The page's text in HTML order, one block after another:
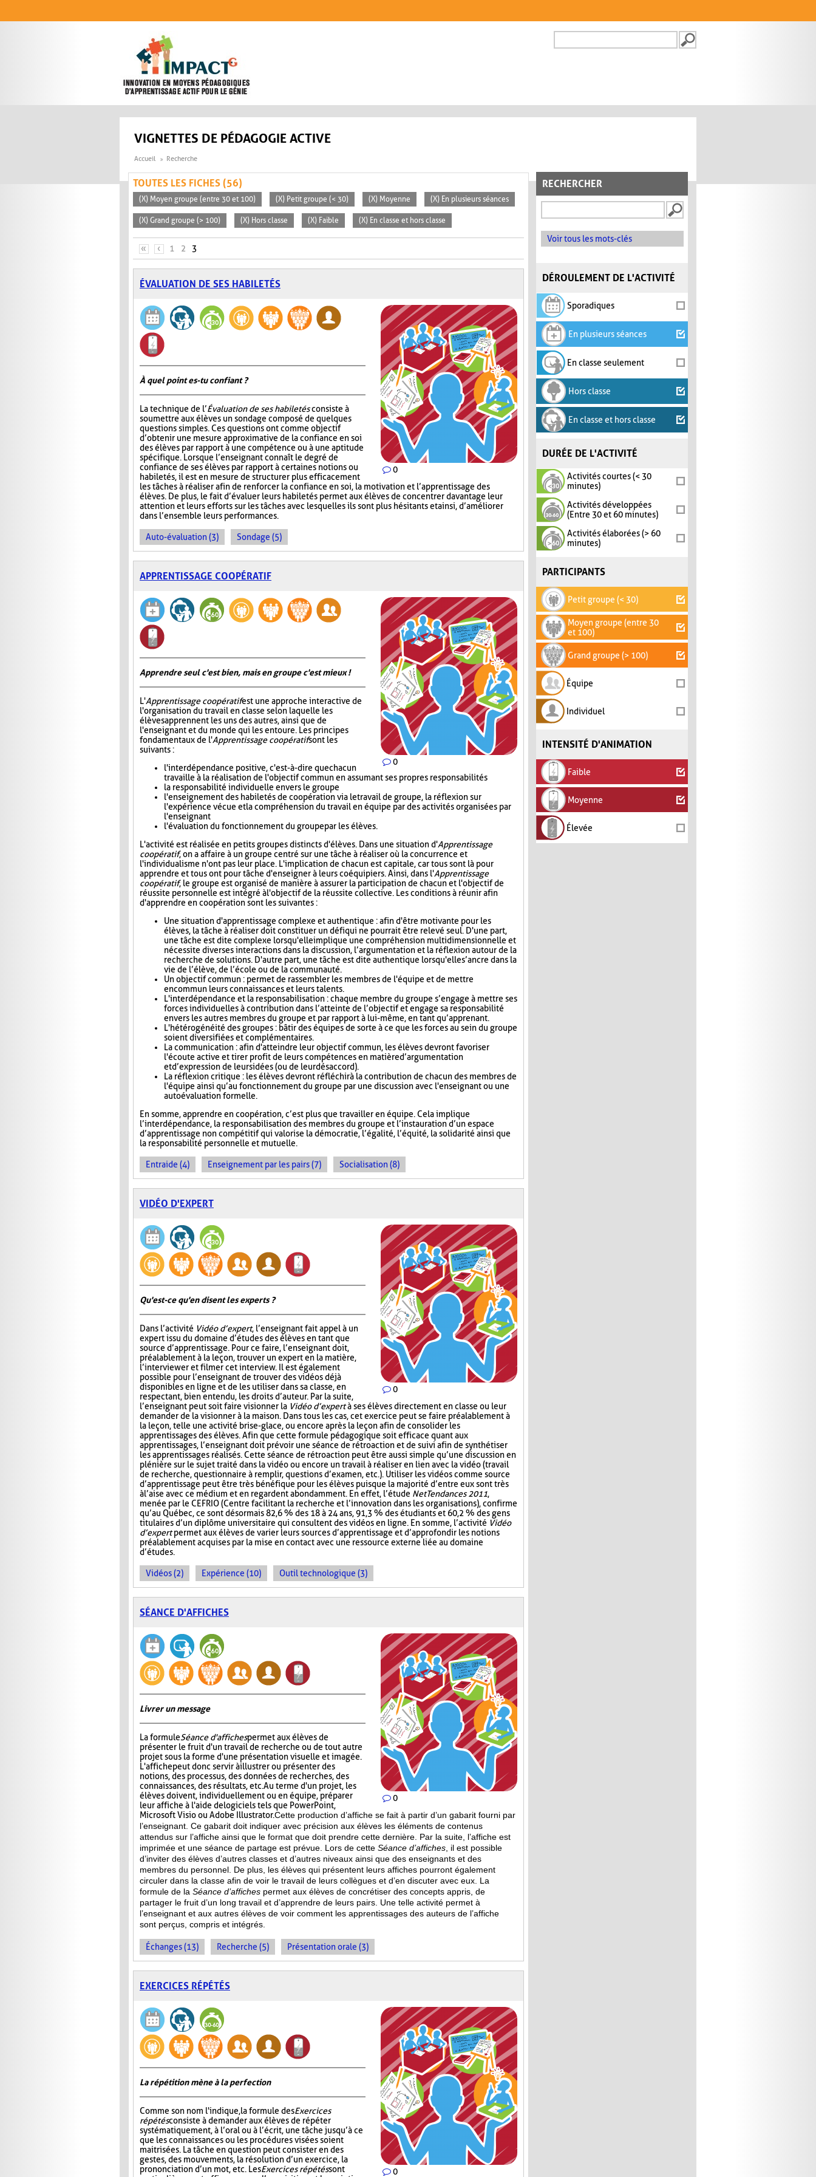
FORMULAIRE DE
VIGNETTES DE PÉDAGOGIE ACTIVE
Accueil Recherche
RECHERCHER
Voir tous les mots-clés
DÉROULEMENT DE L'ACTIVITÉ
Sporadiques
En plusieurs séances
En classe seulement
Hors classe
En classe et hors classe
DURÉE DE L'ACTIVITÉ
Activités courtes (< 30
minutes)
Activités développées
(Entre 30 et 60 minutes)
Activités élaborées (> 60
minutes)
PARTICIPANTS
Petit groupe (< 30)
Moyen groupe (entre 30
et 100)
Grand groupe (> 100)
Équipe
Individuel
INTENSITÉ D'ANIMATION
Faible
Moyenne
Élevée
TOUTES LES FICHES (56)
(X) Moyen groupe (entre 30 et 100) (X) Petit groupe (< 30) (X) Moyenne (X) En plusieurs séances
(X) Grand groupe (> 100) (X) Hors classe (X) Faible (X) En classe et hors classe
PAGES
« ‹ 1 2 3
ÉVALUATION DE SES HABILETÉS
0
À quel point es-tu confiant ?
La technique de l’Évaluation de ses habiletésconsiste à
soumettre aux élèves un sondage composé de quelques
questions simples. Ces questions ont comme objectif
d’obtenir une mesure approximative de la confiance en soi
des élèves par rapport à une compétence ou à une aptitude
spécifique. Lorsque l’enseignant connaît le degré de
confiance de ses élèves par rapport à certaines notions ou
habiletés, il est en mesure de structurer plus efficacement
les tâches à réaliser afin de renforcer la confiance en soi, la motivation et l’apprentissage des
élèves. De plus, le fait d’évaluer leurs habiletés permet aux élèves de concentrer davantage leur
attention et leurs efforts sur les tâches avec lesquelles ils sont plus hésitants et ainsi, d’améliorer
dans l’ensemble leurs performances.
Auto-évaluation (3) Sondage (5)
APPRENTISSAGE COOPÉRATIF
0
Apprendre seul c'est bien, mais en groupe c'est mieux !
L'Apprentissage coopératifest une approche interactive de
l'organisation du travail en classe selon laquelle les
élèves apprennent les uns des autres, ainsi que de
l'enseignant et du monde qui les entoure. Les principes
fondamentaux de l'Apprentissage coopératifsont les
suivants :
l'interdépendance positive, c'est-à-dire que chacun
travaille à la réalisation de l'objectif commun en assumant ses propres responsabilités
la responsabilité individuelle envers le groupe
l'enseignement des habiletés de coopération via le travail de groupe, la réflexion sur
l'expérience vécue et la compréhension du travail en équipe par des activités organisées par
l'enseignant
l'évaluation du fonctionnement du groupe par les élèves.
L'activité est réalisée en petits groupes distincts d'élèves. Dans une situation d'Apprentissage
coopératif, on a affaire à un groupe centré sur une tâche à réaliser où la concurrence et
l'individualisme n'ont pas leur place. L'implication de chacun est capitale, car tous sont là pour
apprendre et tous ont pour tâche d'enseigner à leurs coéquipiers. Ainsi, dans l'Apprentissage
coopératif, le groupe est organisé de manière à assurer la participation de chacun et l'objectif de
réussite personnelle est intégré à l'objectif de la réussite collective. Les conditions à réunir afin
d'apprendre en coopération sont les suivantes :
Une situation d'apprentissage complexe et authentique : afin d'être motivante pour les
élèves, la tâche à réaliser doit constituer un défi qui ne pourrait être relevé seul. D'une part,
une tâche est dite complexe lorsqu'elle implique une compréhension multidimensionnelle et
nécessite diverses interactions dans la discussion, l’argumentation et la réflexion autour de la
recherche de solutions. D'autre part, une tâche est dite authentique lorsqu'elle s’ancre dans la
vie de l’élève, de l’école ou de la communauté.
Un objectif commun : permet de rassembler les membres de l'équipe et de mettre
en commun leurs connaissances et leurs talents.
L'interdépendance et la responsabilisation : chaque membre du groupe s’engage à mettre ses
forces individuelles à contribution dans l’atteinte de l’objectif et engage sa responsabilité
envers les autres membres du groupe et par rapport à lui-même, en tant qu’apprenant.
L'hétérogénéité des groupes : bâtir des équipes de sorte à ce que les forces au sein du groupe
soient diversifiées et complémentaires.
La communication : afin d'atteindre leur objectif commun, les élèves devront favoriser
l'écoute active et tirer profit de leurs compétences en matière d’argumentation
et d’expression de leurs idées (ou de leur désaccord).
La réflexion critique : les élèves devront réfléchir à la contribution de chacun des membres de
l'équipe ainsi qu’au fonctionnement du groupe par une discussion avec l'enseignant ou une
autoévaluation formelle.
En somme, apprendre en coopération, c’est plus que travailler en équipe. Cela implique
l’interdépendance, la responsabilisation des membres du groupe et l’instauration d’un espace
d’apprentissage non compétitif qui valorise la démocratie, l’égalité, l’équité, la solidarité ainsi que
la responsabilité personnelle et mutuelle.
Entraide (4) Enseignement par les pairs (7) Socialisation (8)
VIDÉO D'EXPERT
0
Qu'est-ce qu'en disent les experts ?
Dans l’activité Vidéo d’expert, l’enseignant fait appel à un
expert issu du domaine d’études des élèves en tant que
source d’apprentissage. Pour ce faire, l’enseignant doit,
préalablement à la leçon, trouver un expert en la matière,
l’interviewer et filmer cet interview. Il est également
possible pour l’enseignant de trouver des vidéos déjà
disponibles en ligne et de les utiliser dans sa classe, en
respectant, bien entendu, les droits d’auteur. Par la suite,
l’enseignant peut soit faire visionner la Vidéo d’expertà ses élèves directement en classe ou leur
demander de la visionner à la maison. Dans tous les cas, cet exercice peut se faire préalablement à
la leçon, telle une activité brise-glace, ou encore après la leçon afin de consolider les
apprentissages des élèves. Afin que cette formule pédagogique soit efficace quant aux
apprentissages, l’enseignant doit prévoir une séance de rétroaction et de suivi afin de synthétiser
les apprentissages réalisés. Cette séance de rétroaction peut être aussi simple qu’une discussion en
plénière sur le sujet traité dans la vidéo ou encore un travail à réaliser en lien avec la vidéo (travail
de recherche, questionnaire à remplir, questions d’examen, etc.). Utiliser les vidéos comme source
d’apprentissage peut être très bénéfique pour les élèves puisque la majorité d’entre eux sont très
à l’aise avec ce médium et en regardent abondamment. En effet, l’étude NetTendances 2011,
menée par le CEFRIO (Centre facilitant la recherche et l’innovation dans les organisations), confirme
qu’au Québec, ce sont désormais 82,6 % des 18 à 24 ans, 91,3 % des étudiants et 60,2 % des gens
titulaires d’un diplôme universitaire qui consultent des vidéos en ligne. En somme, l’activité Vidéo
d’expertpermet aux élèves de varier leurs sources d’apprentissage et d’approfondir les notions
préalablement acquises par la mise en contact avec une ressource externe liée au domaine
d’études.
Vidéos (2) Expérience (10) Outil technologique (3)
SÉANCE D'AFFICHES
0
Livrer un message
La formuleSéance d'affichespermet aux élèves de
présenter le fruit d'un travail de recherche ou de tout autre
projet sous la forme d'une présentation visuelle et imagée.
L'affichepeut donc servir à illustrer ou présenter des
notions, des processus, des données de recherches, des
connaissances, des résultats, etc. Au terme d'un projet, les
élèves doivent, individuellement ou en équipe, préparer
leur affiche à l'aide de logiciels tels que PowerPoint,
Microsoft Visio ou Adobe Illustrator.Cette production d’affiche se fait à partir d’un gabarit fourni par
l’enseignant. Ce gabarit doit indiquer avec précision aux élèves les éléments de contenus
attendus sur l’affiche ainsi que le format que doit prendre cette dernière. Par la suite, l’affiche est
imprimée et une séance de partage est prévue. Lors de cette Séance d’affiches, il est possible
d’inviter des élèves d’autres classes et d’autres niveaux ainsi que des enseignants et des
membres du personnel. De plus, les élèves qui présentent leurs affiches pourront également
circuler dans la classe afin de voir le travail de leurs collègues et d’en discuter avec eux. La
formule de la Séance d’affiches permet aux élèves de concrétiser des concepts appris, de
partager le fruit d’un long travail et d’apprendre de leurs pairs. Une telle activité permet à
l’enseignant et aux autres élèves de voir comment les apprentissages des auteurs de l’affiche
sont perçus, compris et intégrés.
Échanges (13) Recherche (5) Présentation orale (3)
EXERCICES RÉPÉTÉS
0
La répétition mène à la perfection
Comme son nom l'indique, la formule desExercices
répétésconsiste à demander aux élèves de répéter
systématiquement, à l’oral ou à l’écrit, une tâche jusqu’à ce
que les connaissances ou les procédures visées soient
maitrisées. La tâche en question peut consister en des
gestes, des mouvements, la résolution d’un exercice, la
prononciation d’un mot, etc. LesExercices répétéssont